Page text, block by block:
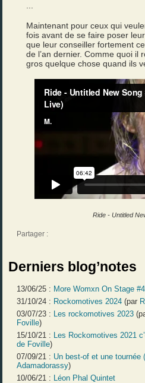
Maintenant pour ceux qui
fois avant de se faire poser
que leur conseiller fortement
de l’an dernier. Comme quoi il
gros quelque chose quand ils
Ride - Untitled
Partager :
Derniers blog’notes
13/06/25 : More Womxn On Stage #4
31/10/24 : Rockomotives 2024 (par
03/07/23 :
Les rockomotives 2023
Foville)
15/10/21 :
Les Rockomotives 2021
de Foville)
07/09/21 : Un best-of et une tournée
Adamadorassy)
10/06/21 :
Léon Phal Quintet